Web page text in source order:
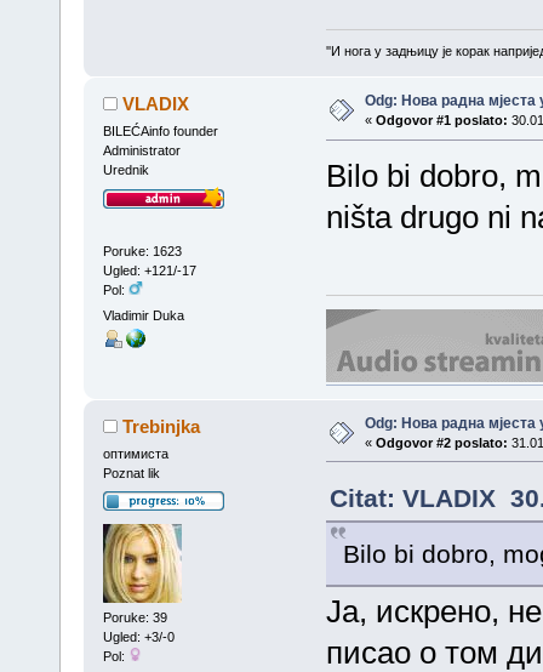
''И нога у задњицу је корак
VLADIX
BILEĆAinfo founder
Administrator
Urednik
Poruke: 1623
Ugled: +121/-17
Pol:
Vladimir Duka
Odg: Нова радна мјеста
« Odgovor #1 poslato:
Bilo bi dobro,
ništa drugo ni
Trebinjka
оптимиста
Poznat lik
Poruke: 39
Ugled: +3/-0
Pol:
Odg: Нова радна мјеста
« Odgovor #2 poslato:
Citat: VLADIX
Bilo bi dobro,
Ja, искрено,
писао о том